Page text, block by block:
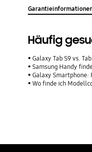
Häufig
Galaxy Tab S9 vs.
Samsung Handy
Galaxy Smartphone:
Wo finde ich